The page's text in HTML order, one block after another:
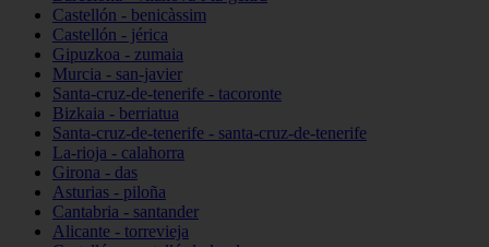
Castellón - benicàssim
Castellón - jérica
Gipuzkoa - zumaia
Murcia - san-javier
Santa-cruz-de-tenerife - tacoronte
Bizkaia - berriatua
Santa-cruz-de-tenerife - santa-cruz-de-tenerife
La-rioja - calahorra
Girona - das
Asturias - piloña
Cantabria - santander
Alicante - torrevieja